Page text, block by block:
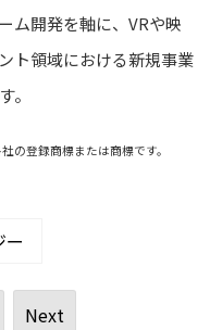
ム開発を軸に、VRや映
ト領域における新規事業
。
の登録商標または商標です。
ー
Next